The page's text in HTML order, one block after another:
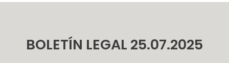
BOLETÍN LEGAL 25.07.2025